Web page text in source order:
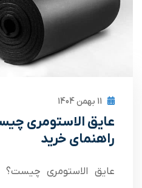
عایق الاستومری
راهنمای خرید
عایق الاستومری چیست؟